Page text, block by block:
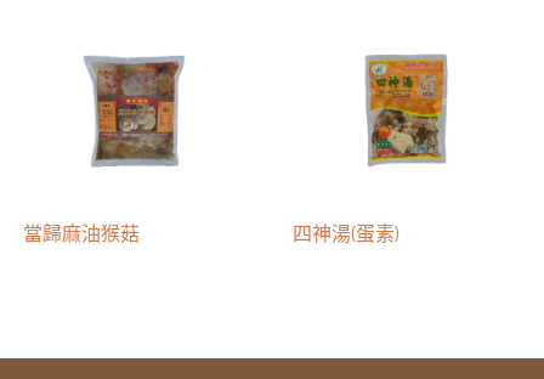
當歸麻油猴菇 四神湯(蛋素)